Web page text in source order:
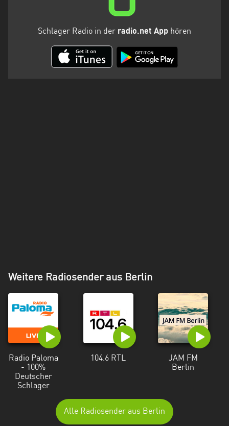
Schlager Radio in der radio.net App hören
Weitere Radiosender aus Berlin
Radio Paloma
- 100%
Deutscher
Schlager
104.6 RTL
JAM FM
Berlin
Alle Radiosender aus Berlin